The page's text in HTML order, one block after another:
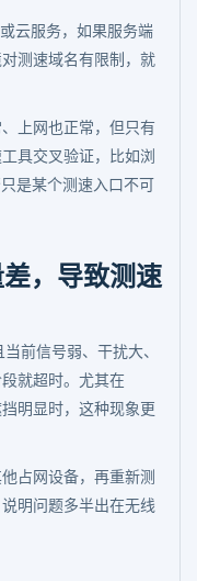
云服务，如果服务端
测速域名有限制，就
上网也正常，但只有
具交叉验证，比如浏
是某个测速入口不可
，导致测速
前信号弱、干扰大、
就超时。尤其在
明显时，这种现象更
占网设备，再重新测
明问题多半出在无线